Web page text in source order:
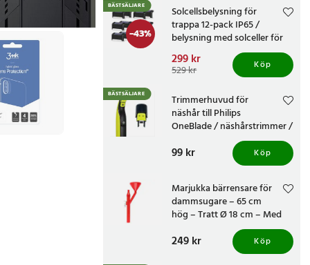
-43%
BÄSTSÄLJARE
Solcellsbelysning för
trappa 12-pack IP65 /
belysning med solceller för
altan och staket /
trappbelysning
Nuvarande pris:
299 krTidigare pris :529 kr
299 kr
529 kr Köp
BÄSTSÄLJARE
Trimmerhuvud för
näshår till Philips
OneBlade / näshårstrimmer /
nästrimmerhuvud
Pris:99 kr
99 kr Köp
Marjukka bärrensare för
dammsugare – 65 cm
hög – Tratt Ø 18 cm – Med
två munstycken
Pris:249 kr
249 kr Köp